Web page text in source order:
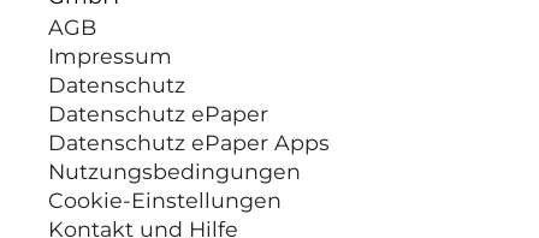
AGB
Impressum
Datenschutz
Datenschutz ePaper
Datenschutz ePaper Apps
Nutzungsbedingungen
Cookie-Einstellungen
Kontakt und Hilfe